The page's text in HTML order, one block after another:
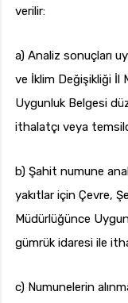
verilir:
a) Analiz sonuçları
ve İklim Değişikliği İl
Uygunluk Belgesi
ithalatçı veya
b) Şahit numune
yakıtlar için Çevre,
Müdürlüğünce
gümrük idaresi ile
c) Numunelerin